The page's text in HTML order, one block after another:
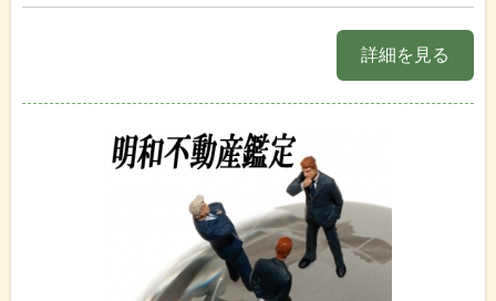
詳細を見る